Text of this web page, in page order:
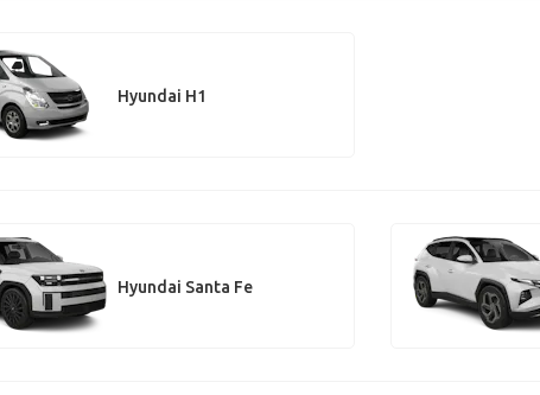
Hyundai H1
Hyundai Santa Fe